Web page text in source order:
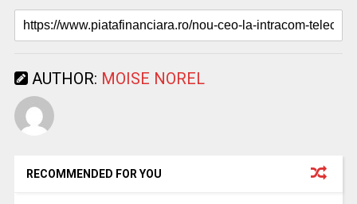
AUTHOR: MOISE NOREL
RECOMMENDED FOR YOU